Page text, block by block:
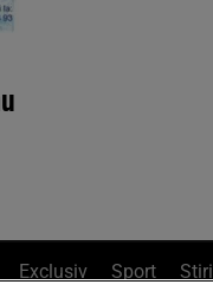
Exclusiv Sport Știri